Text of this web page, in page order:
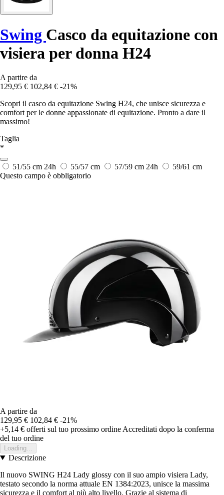
Swing Casco da equitazione con
visiera per donna H24
A partire da
129,95 € 102,84 € -21%
Scopri il casco da equitazione Swing H24, che unisce sicurezza e
comfort per le donne appassionate di equitazione. Pronto a dare il
massimo!
Taglia
*
51/55 cm 24h 55/57 cm 57/59 cm 24h
59/61 cm
Questo campo è obbligatorio
A partire da
129,95 € 102,84 € -21%
+5,14 € offerti sul tuo prossimo ordine Accreditati dopo la conferma
del tuo ordine
Loading...
Descrizione
Il nuovo SWING H24 Lady glossy con il suo ampio visiera Lady,
testato secondo la norma attuale EN 1384:2023, unisce la massima
sicurezza e il comfort al più alto livello. Grazie al sistema di